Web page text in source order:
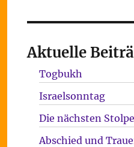
Aktuelle
Togbukh
Israelsonntag
Die nächsten
Abschied und